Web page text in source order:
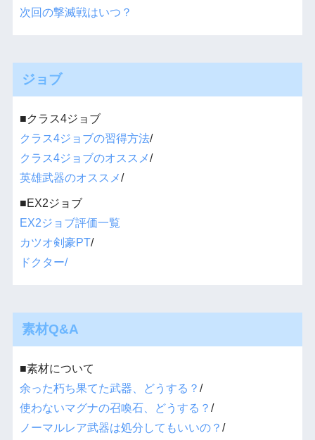
次回の撃滅戦はいつ？
ジョブ
■クラス4ジョブ
クラス4ジョブの習得方法/
クラス4ジョブのオススメ/
英雄武器のオススメ/
■EX2ジョブ
EX2ジョブ評価一覧
カツオ剣豪PT/
ドクター/
素材Q&A
■素材について
余った朽ち果てた武器、どうする？ /
使わないマグナの召喚石、どうする？ /
ノーマルレア武器は処分してもいいの？ /